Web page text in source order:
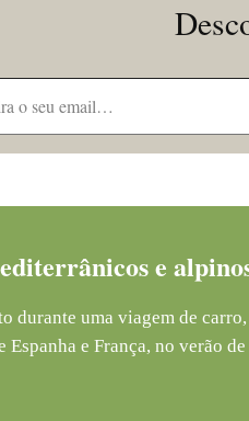
e
durante uma viagem de carro,
e França, no verão de